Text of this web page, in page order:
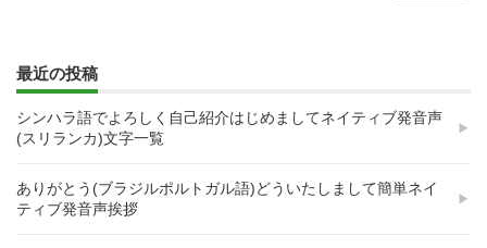
最近の投稿
シンハラ語でよろしく自己紹介はじめましてネイティブ発音声
(スリランカ)文字一覧
ありがとう(ブラジルポルトガル語)どういたしまして簡単ネイ
ティブ発音声挨拶